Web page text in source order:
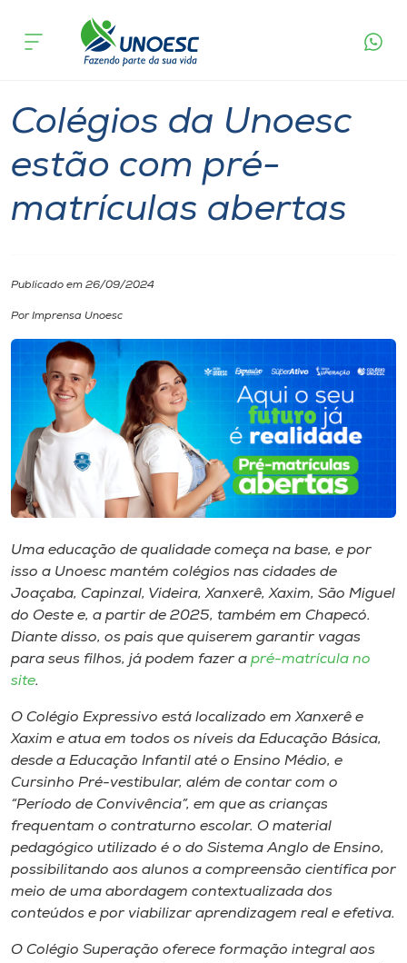
Cursos
Pesquisa
Atendimento ao Estudante
A
Unoesc
Internacionalização
I.nova
Diplomados
Cultura
CPA
Biblioteca
Editora
Rádio
Museu
Unoesc
Store
acontece
Colégios
Colégios da Unoesc
estão com pré-
matrículas abertas
Publicado em 26/09/2024
Por Imprensa Unoesc
Uma educação de qualidade começa na base, e por
isso a Unoesc mantém colégios nas cidades de
Joaçaba, Capinzal, Videira, Xanxerê, Xaxim, São Miguel
do Oeste e, a partir de 2025, também em Chapecó.
Diante disso, os pais que quiserem garantir vagas
para seus filhos, já podem fazer a pré-matrícula no
site.
O Colégio Expressivo está localizado em Xanxerê e
Xaxim e atua em todos os níveis da Educação Básica,
desde a Educação Infantil até o Ensino Médio, e
Cursinho Pré-vestibular, além de contar com o
“Período de Convivência”, em que as crianças
frequentam o contraturno escolar. O material
pedagógico utilizado é o do Sistema Anglo de Ensino,
possibilitando aos alunos a compreensão científica por
meio de uma abordagem contextualizada dos
conteúdos e por viabilizar aprendizagem real e efetiva.
O Colégio Superação oferece formação integral aos